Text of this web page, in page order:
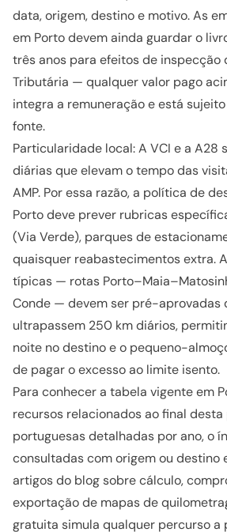
data, origem, destino e motivo. As
em Porto devem ainda guardar o
três anos para efeitos de inspecção
Tributária — qualquer valor pago
integra a remuneração e está
fonte.
Particularidade local: A VCI e a A28
diárias que elevam o tempo das
AMP. Por essa razão, a política de
Porto deve prever rubricas
(Via Verde), parques de
quaisquer reabastecimentos extra.
típicas — rotas
Conde — devem ser pré-aprovadas
ultrapassem 250 km diários,
noite no destino e o pequeno-
de pagar o excesso ao limite isento.
Para conhecer a tabela vigente em
recursos relacionados ao final
portuguesas detalhadas por ano, o
consultadas com origem ou destino
artigos do blog sobre cálculo,
exportação de mapas de
gratuita simula qualquer percurso a